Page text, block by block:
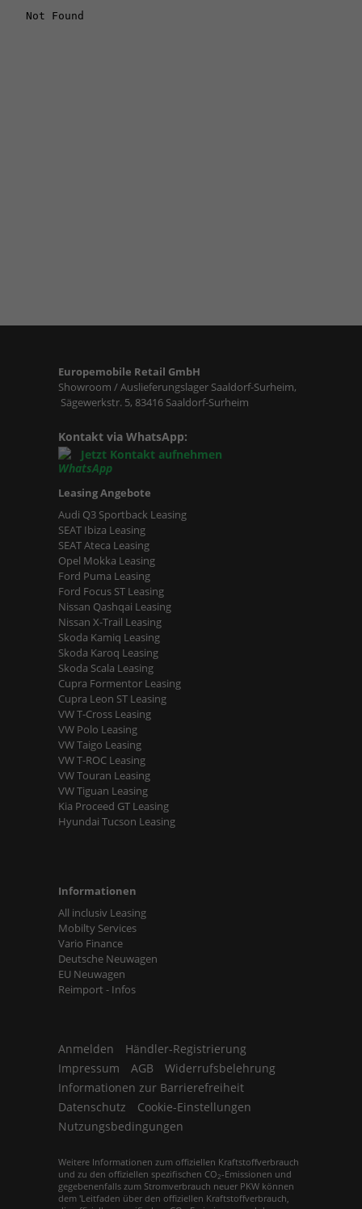
Europemobile Retail GmbH
Showroom / Auslieferungslager Saaldorf-Surheim,
Sägewerkstr. 5, 83416 Saaldorf-Surheim
Kontakt via WhatsApp:
Jetzt Kontakt aufnehmen
Leasing Angebote
Audi Q3 Sportback Leasing
SEAT Ibiza Leasing
SEAT Ateca Leasing
Opel Mokka Leasing
Ford Puma Leasing
Ford Focus ST Leasing
Nissan Qashqai Leasing
Nissan X-Trail Leasing
Skoda Kamiq Leasing
Skoda Karoq Leasing
Skoda Scala Leasing
Cupra Formentor Leasing
Cupra Leon ST Leasing
VW T-Cross Leasing
VW Polo Leasing
VW Taigo Leasing
VW T-ROC Leasing
VW Touran Leasing
VW Tiguan Leasing
Kia Proceed GT Leasing
Hyundai Tucson Leasing
Informationen
All inclusiv Leasing
Mobilty Services
Vario Finance
Deutsche Neuwagen
EU Neuwagen
Reimport - Infos
Anmelden
Händler-Registrierung
Impressum
AGB
Widerrufsbelehrung
Informationen zur Barrierefreiheit
Datenschutz
Cookie-Einstellungen
Nutzungsbedingungen
Weitere Informationen zum offiziellen Kraftstoffverbrauch
und zu den offiziellen spezifischen CO 2-Emissionen und
gegebenenfalls zum Stromverbrauch neuer PKW können
dem 'Leitfaden über den offiziellen Kraftstoffverbrauch,